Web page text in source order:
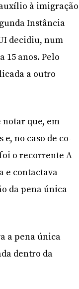
à imigração
Instância
decidiu, num
15 anos. Pelo
a outro
notar que, em
no caso de co-
o recorrente A
e contactava
da pena única
a pena única
dentro da